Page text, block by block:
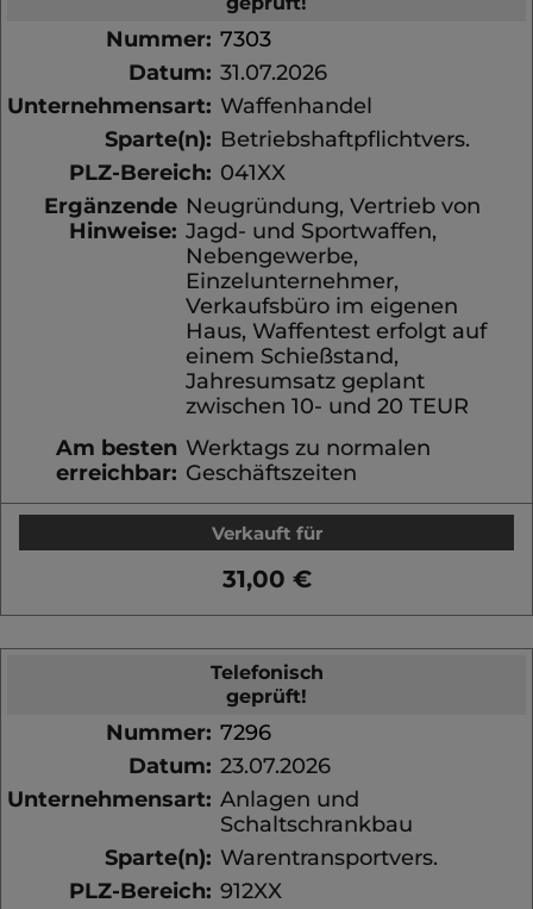
Nummer: 7303
Datum: 31.07.2026
Unternehmensart: Waffenhandel
Sparte(n): Betriebshaftpflichtvers.
PLZ-Bereich: 041XX
Ergänzende
Hinweise:
Neugründung, Vertrieb von
Jagd- und Sportwaffen,
Nebengewerbe,
Einzelunternehmer,
Verkaufsbüro im eigenen
Haus, Waffentest erfolgt auf
einem Schießstand,
Jahresumsatz geplant
zwischen 10- und 20 TEUR
Am besten
erreichbar:
Werktags zu normalen
Geschäftszeiten
Verkauft für
31,00 €
Telefonisch
geprüft!
Nummer: 7296
Datum: 23.07.2026
Unternehmensart: Anlagen und
Schaltschrankbau
Sparte(n): Warentransportvers.
PLZ-Bereich: 912XX